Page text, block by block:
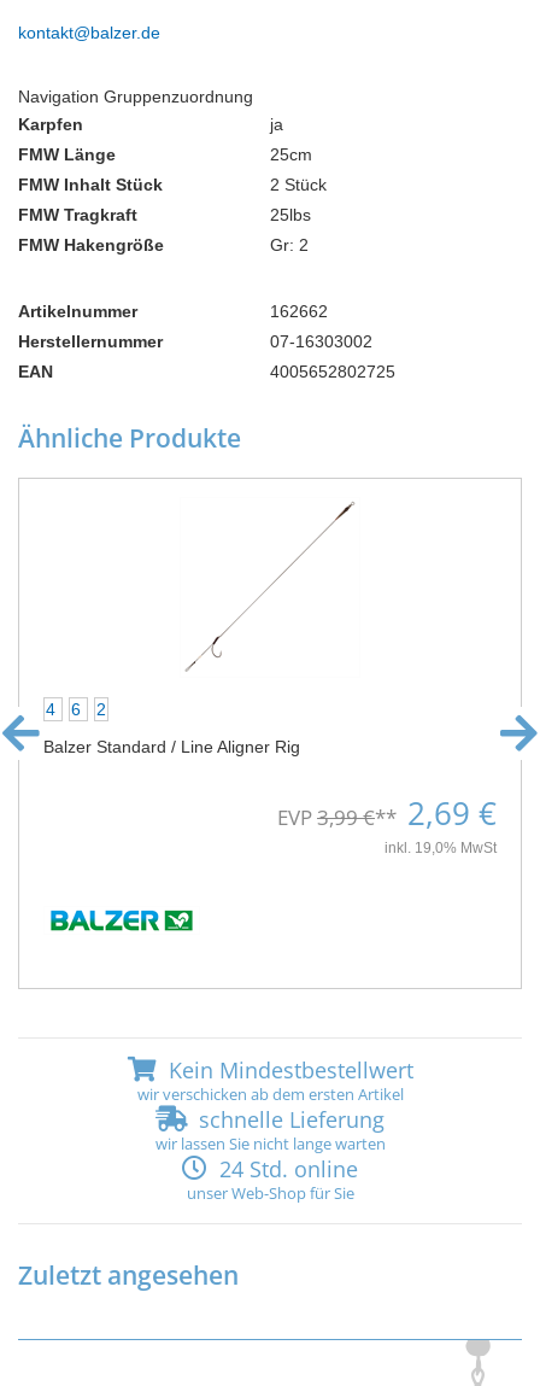
kontakt@balzer.de
Navigation Gruppenzuordnung
Karpfen
ja
FMW Länge
25cm
FMW Inhalt Stück
2 Stück
FMW Tragkraft
25lbs
FMW Hakengröße
Gr: 2
Artikelnummer
162662
Herstellernummer
07-16303002
EAN
4005652802725
Ähnliche Produkte
4 6
2
Balzer Standard / Line Aligner Rig
EVP3,99 €** 2,69 €
inkl. 19,0% MwSt
Kein Mindestbestellwert
wir verschicken ab dem ersten Artikel
schnelle Lieferung
wir lassen Sie nicht lange warten
24 Std. online
unser Web-Shop für Sie
Zuletzt angesehen